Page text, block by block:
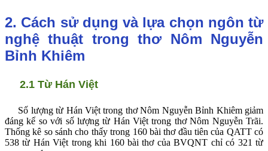
2. Cách sử dụng và lựa chọn ngôn từ
nghệ thuật trong thơ Nôm Nguyễn
Bỉnh Khiêm
2.1 Từ Hán Việt
Số lượng từ Hán Việt trong thơ Nôm Nguyễn Bỉnh Khiêm giảm
đáng kể so với số lượng từ Hán Việt trong thơ Nôm Nguyễn Trãi.
Thống kê so sánh cho thấy trong 160 bài thơ đầu tiên của QATT có
538 từ Hán Việt trong khi 160 bài thơ của BVQNT chỉ có 321 từ